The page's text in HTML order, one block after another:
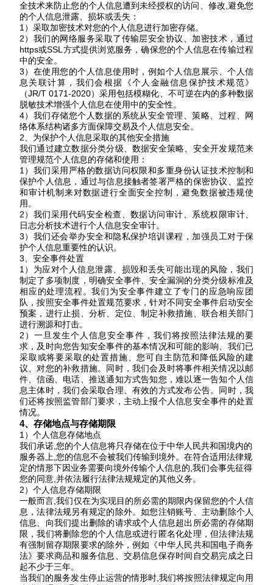
全技术来防止您的个人信息遭到未经授权的访问、修改 ,避免您
的个人信息泄露、损坏或丢失：
1）采取加密技术对您的个人信息进行加密存储。
2）我们的网络服务采取了传输层安全协议、 加密技术，通过
https或SSL方式提供浏览服务，确保您的个人信息在传输过程
中的安全。
3）在使用您的个人信息使用时，例如个人信息展示、个人信
息关联计算，我们会根据《个人金融信息保护技术规范》
（JR/T 0171-2020）采用包括模糊化、不可逆在内的多种数据
脱敏技术增强个人信息在使用中的安全性。
4）我们存储您个人数据的系统从安全管理、策略、过程、网
络体系结构诸多方面保障交易及个人信息安全。
2、为保护个人信息采取的其他安全措施
我们通过建立数据分类分级、数据安全策略、安全开发规范来
管理规范个人信息的存储和使用：
1）我们采用严格的数据访问权限和多重身份认证技术控制和
保护个人信息，通过与信息接触者签署严格的保密协议、监控
和审计机制来对数据进行全面安全控制，避免数据被违规使
用。
2）我们采用代码安全检查、数据访问审计、系统权限审计、
日志分析技术进行个人信息安全审计。
3）我们还会举办安全和隐私保护培训课程，加强员工对于保
护个人信息重要性的认识。
3、安全事件处置
1）为应对个人信息泄露、损毁和丢失可能出现的风险，我们
制定了多项制度，明确安全事件、安全漏洞的分类分级标准及
相应的处理流程。我们为安全事件建立了专门的应急响应团
队，按照安全事件处置规范要求，针对不同安全事件启动安全
预案，进行止损、分析、定位、制定补救措施、联合相关部门
进行溯源和打击。
2）一旦发生个人信息安全事件，我们将按照法律法规的要
求，及时向您告知安全事件的基本情况和可能的影响、我们已
采取或将要采取的处置措施、您可自主防范和降低风险的建
议、对您的补救措施。同时，我们会及时将事件相关情况以邮
件、信函、电话、推送通知方式告知您，难以逐一告知个人信
息主体时，我们会采取合理、有效的方式发布公告。同时，我
们还将按照监管部门要求，主动上报个人信息安全事件的处置
情况。
4、存储地点与存储期限
1）个人信息存储地点
我们承诺 ,您的个人信息将只存储在位于中华人民共和国境内的
服务器上,您的信息不会被我们传输到境外。 在符合适用法律规
定的情形下因业务需要向境外传输个人信息的 ,我们会事先征得
您的同意,并依法履行法律法规规定的其他义务。
2）个人信息存储期限
一般而言 ,我们仅在为实现目的所必需的期限内保留您的个人信
息，法律法规另有规定的除外。如您注销账号、主动删除个人
信息、向我们提出删除的请求或个人信息超出所必需的存储期
限，我们将删除您的个人信息或进行匿名化处理，但法律法规
有强制留存期限要求的除外，例如《中华人民共和国电子商务
法》要求商品和服务信息、交易信息保存时间自交易完成之日
起不少于三年。
当我们的服务发生停止运营的情形时 ,我们将按照法律规定向用